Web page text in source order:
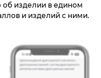
изделии в едином
и изделий с ними.